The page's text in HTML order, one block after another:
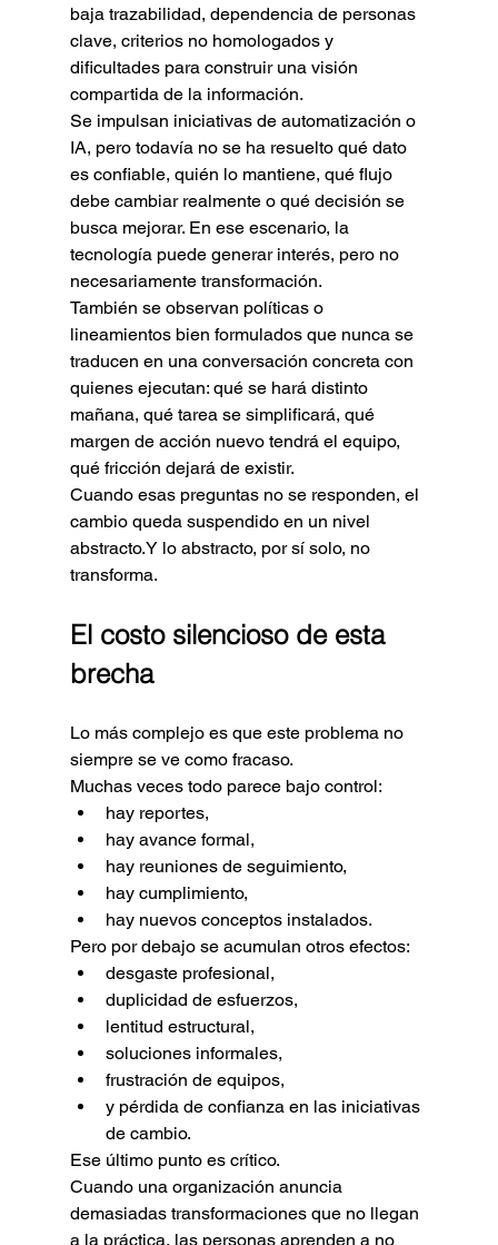
baja trazabilidad, dependencia de personas
clave, criterios no homologados y
dificultades para construir una visión
compartida de la información.
Se impulsan iniciativas de automatización o
IA, pero todavía no se ha resuelto qué dato
es confiable, quién lo mantiene, qué flujo
debe cambiar realmente o qué decisión se
busca mejorar. En ese escenario, la
tecnología puede generar interés, pero no
necesariamente transformación.
También se observan políticas o
lineamientos bien formulados que nunca se
traducen en una conversación concreta con
quienes ejecutan: qué se hará distinto
mañana, qué tarea se simplificará, qué
margen de acción nuevo tendrá el equipo,
qué fricción dejará de existir.
Cuando esas preguntas no se responden, el
cambio queda suspendido en un nivel
abstracto.Y lo abstracto, por sí solo, no
transforma.
El costo silencioso de esta
brecha
Lo más complejo es que este problema no
siempre se ve como fracaso.
Muchas veces todo parece bajo control:
hay reportes,
hay avance formal,
hay reuniones de seguimiento,
hay cumplimiento,
hay nuevos conceptos instalados.
Pero por debajo se acumulan otros efectos:
desgaste profesional,
duplicidad de esfuerzos,
lentitud estructural,
soluciones informales,
frustración de equipos,
y pérdida de confianza en las iniciativas
de cambio.
Ese último punto es crítico.
Cuando una organización anuncia
demasiadas transformaciones que no llegan
a la práctica, las personas aprenden a no